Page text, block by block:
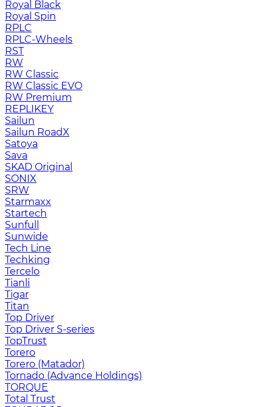
Royal Black
Royal Spin
RPLC
RPLC-Wheels
RST
RW
RW Classic
RW Classic EVO
RW Premium
RЕPLIKEY
Sailun
Sailun RoadX
Satoya
Sava
SKAD Original
SONIX
SRW
Starmaxx
Startech
Sunfull
Sunwide
Tech Line
Techking
Tercelo
Tianli
Tigar
Titan
Top Driver
Top Driver S-series
TopTrust
Torero
Torero (Matador)
Tornado (Advance Holdings)
TORQUE
Total Trust